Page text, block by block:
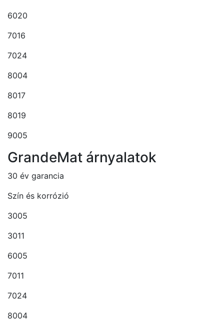
6020
7016
7024
8004
8017
8019
9005
GrandeMat árnyalatok
30 év garancia
Szín és korrózió
3005
3011
6005
7011
7024
8004